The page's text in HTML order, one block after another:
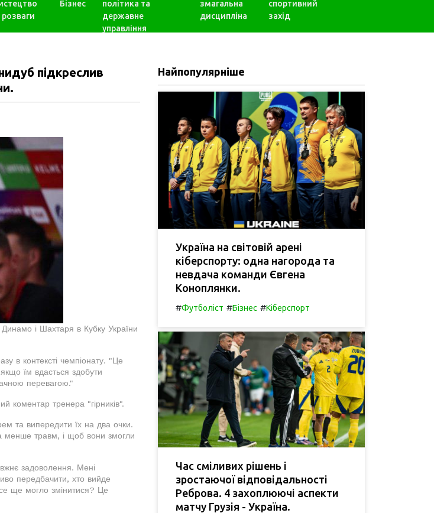
розваги
Бізнес
політика та
державне
управління
змагальна
дисципліна
спортивний
захід
підкреслив
і Шахтаря в Кубку України
в контексті чемпіонату. "Це
їм вдасться здобути
перевагою."
коментар тренера "гірників".
та випередити їх на два очки.
менше травм, і щоб вони змогли
задоволення. Мені
передбачити, хто вийде
ще могло змінитися? Це
Найпопулярніше
Україна на світовій арені
кіберспорту: одна нагорода та
невдача команди Євгена
Коноплянки.
#Футболіст #Бізнес #Кіберспорт
Час сміливих рішень і
зростаючої відповідальності
Реброва. 4 захоплюючі аспекти
матчу Грузія - Україна.